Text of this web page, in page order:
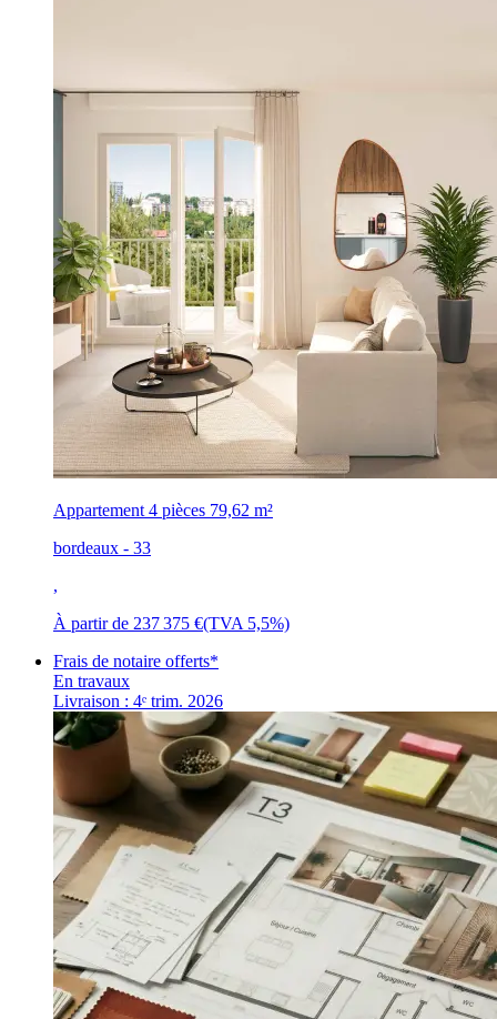
Appartement 4 pièces 79,62 m²
bordeaux - 33
,
À partir de 237 375 €(TVA 5,5%)
Frais de notaire offerts*
En travaux
Livraison : 4ᵉ trim. 2026